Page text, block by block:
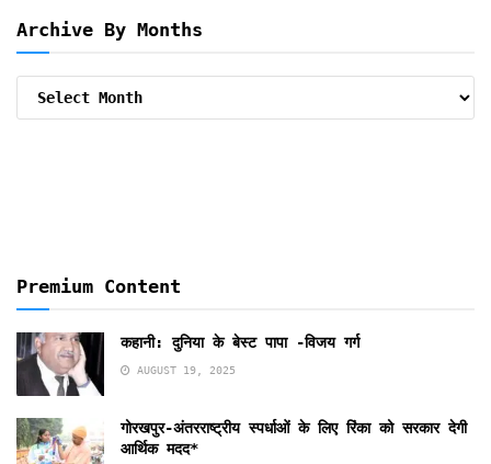
Archive By Months
Archive
Premium Content
कहानी: दुनिया के बेस्ट पापा -विजय गर्ग
AUGUST 19, 2025
गोरखपुर-अंतरराष्ट्रीय स्पर्धाओं के लिए रिंका को सरकार देगी
आर्थिक मदद*